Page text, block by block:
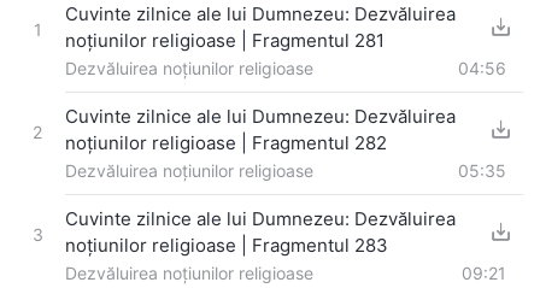
1
Cuvinte zilnice ale lui Dumnezeu: Dezvăluirea
noțiunilor religioase | Fragmentul 281
Dezvăluirea noțiunilor religioase 04:56
2
Cuvinte zilnice ale lui Dumnezeu: Dezvăluirea
noțiunilor religioase | Fragmentul 282
Dezvăluirea noțiunilor religioase 05:35
3
Cuvinte zilnice ale lui Dumnezeu: Dezvăluirea
noțiunilor religioase | Fragmentul 283
Dezvăluirea noțiunilor religioase 09:21